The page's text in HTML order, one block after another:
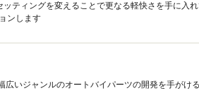
ティングを変えることで更なる軽快さを手に入
ンします
広いジャンルのオートバイパーツの開発を手がけ